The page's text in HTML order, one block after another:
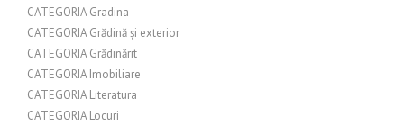
CATEGORIA Gradina
CATEGORIA Grădină și exterior
CATEGORIA Grădinărit
CATEGORIA Imobiliare
CATEGORIA Literatura
CATEGORIA Locuri